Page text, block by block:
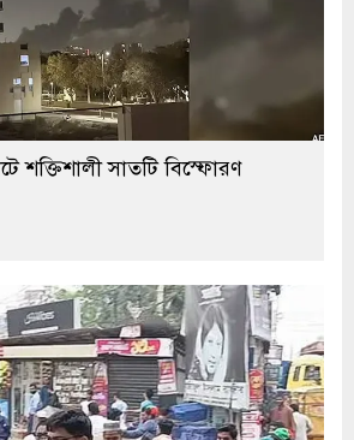
শক্তিশালী সাতটি বিস্ফোরণ